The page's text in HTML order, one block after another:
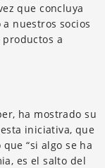
que concluya
nuestros socios
a
ha mostrado su
iniciativa, que
“si algo se ha
es el salto del